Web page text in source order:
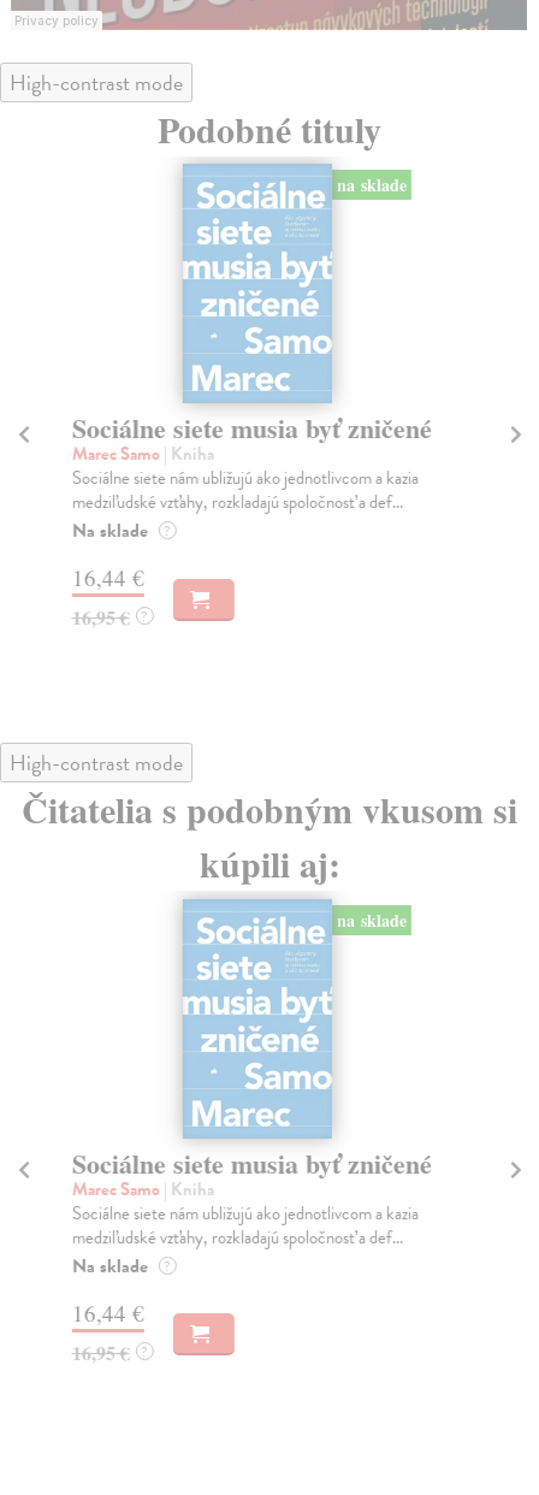
High-contrast mode
Podobné tituly
na sklade
Sociálne siete musia byť zničené
Marec Samo| Kniha
Sociálne siete nám ubližujú ako jednotlivcom a kazia
medziľudské vzťahy, rozkladajú spoločnosť a def...
Na sklade ?
16,44 €
16,95 € ?
High-contrast mode
Čitatelia s podobným vkusom si
kúpili aj:
na sklade
Sociálne siete musia byť zničené
Marec Samo| Kniha
Sociálne siete nám ubližujú ako jednotlivcom a kazia
medziľudské vzťahy, rozkladajú spoločnosť a def...
Na sklade ?
16,44 €
16,95 € ?